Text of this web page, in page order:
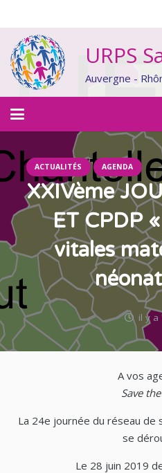
URPS
Auvergne -
ACTUALITÉS AGENDA
XXIVème
ET CPDP
vitales
il y a
A vos
Save
La 24e journée du réseau de
se
Le 28 juin 2019